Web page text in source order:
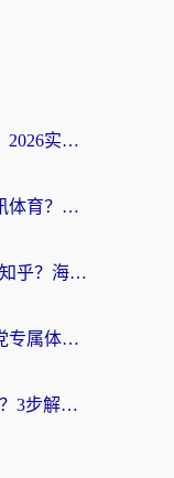
海外看腾讯视频的软件有哪些？2026实测有效，留学生都在用的回国加速器指南
海外党必看：如何在海外看腾讯体育？解决赛事直播地区限制的终极指南
在国外可以看国内的视频app吗知乎？海外党亲测有效的追剧加速方案
在国外怎么看球赛不卡？海外党专属体育直播自由指南
在国外用什么app看国内电视剧？3步解决版权限制+卡顿难题